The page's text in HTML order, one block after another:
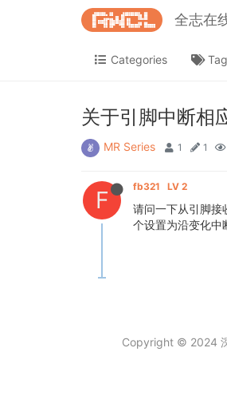
全志在
Categories
关于引脚中断相
MR Series 1 1
F fb321 LV 2
请问一下从引脚
个设置为沿变化中
Copyright © 2024